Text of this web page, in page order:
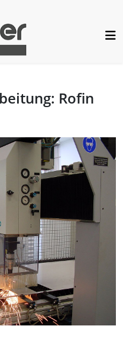
Rofin